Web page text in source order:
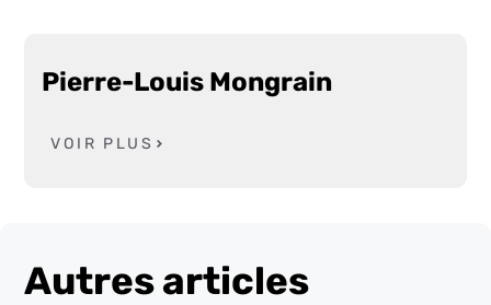
Pierre-Louis Mongrain
VOIR PLUS
Autres articles